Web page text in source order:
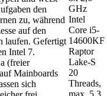
den
zu, während
auf den
laufen. Gefertigt
Intel 7.
(freier
Mainboards
sich
GHz
Intel
Core i5-
14600KF
Raptor
Lake-S
20
Threads,
max. 5,3